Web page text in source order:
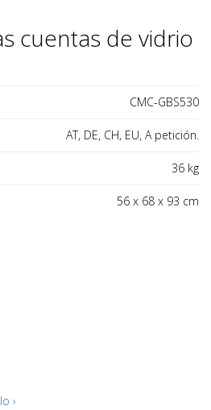
cuentas de vidrio
CMC-GBS530
AT, DE, CH, EU, A petición.
36 kg
56 x 68 x 93 cm
›